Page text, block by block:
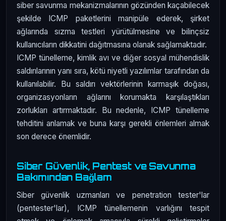
siber savunma mekanizmalarının gözünden kaçabilecek
şekilde ICMP paketlerini manipüle ederek, şirket
ağlarında sızma testleri yürütülmesine ve bilinçsiz
kullanıcıların dikkatini dağıtmasına olanak sağlamaktadır.
ICMP tünelleme, kimlik avı ve diğer sosyal mühendislik
saldırılarının yanı sıra, kötü niyetli yazılımlar tarafından da
kullanılabilir. Bu saldırı vektörlerinin karmaşık doğası,
organizasyonların ağlarını korumakta karşılaştıkları
zorlukları artırmaktadır. Bu nedenle, ICMP tünelleme
tehditini anlamak ve buna karşı gerekli önlemleri almak
son derece önemlidir.
Siber Güvenlik, Pentest ve Savunma
Bakımından Bağlam
Siber güvenlik uzmanları ve penetration tester'lar
(pentester'lar), ICMP tünellemenin varlığını tespit